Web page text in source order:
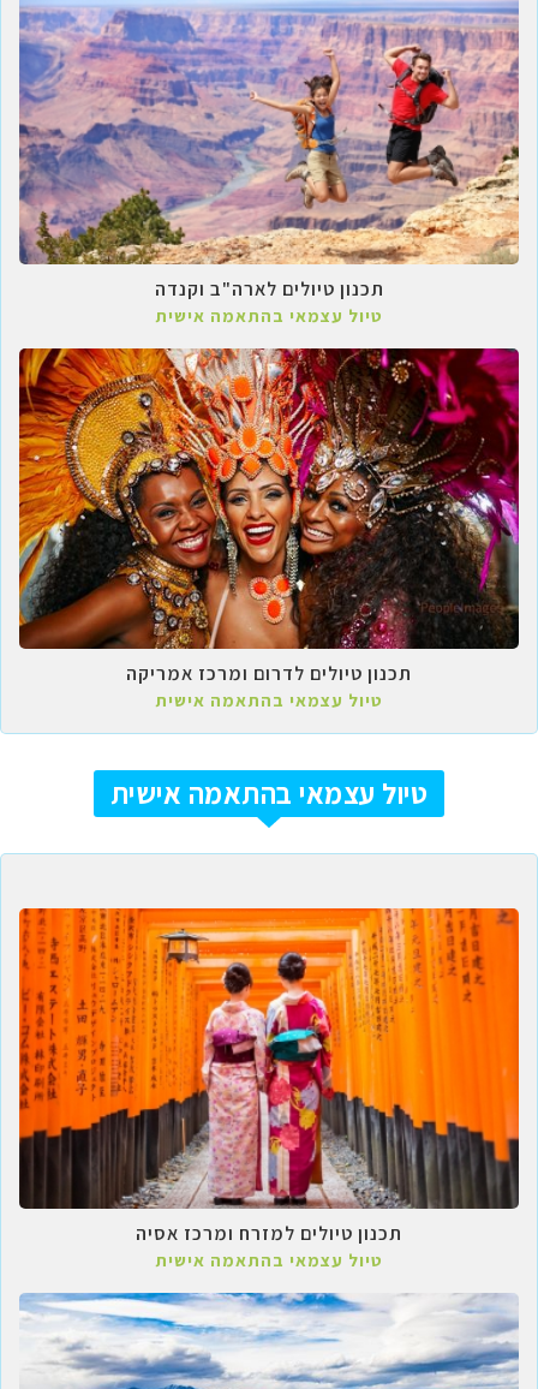
תכנון טיולים לארה"ב וקנדה
טיול עצמאי בהתאמה אישית
תכנון טיולים לדרום ומרכז אמריקה
טיול עצמאי בהתאמה אישית
טיול עצמאי בהתאמה אישית
תכנון טיולים למזרח ומרכז אסיה
טיול עצמאי בהתאמה אישית